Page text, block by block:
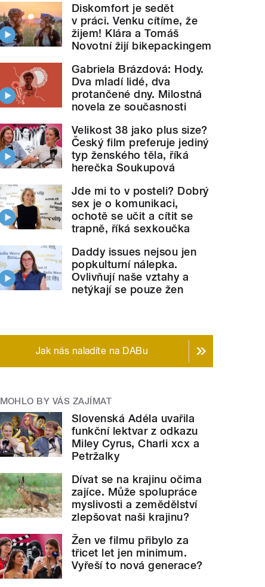
Diskomfort je sedět
v práci. Venku cítíme, že
žijem! Klára a Tomáš
Novotní žijí bikepackingem
Gabriela Brázdová: Hody.
Dva mladí lidé, dva
protančené dny. Milostná
novela ze současnosti
Velikost 38 jako plus size?
Český film preferuje jediný
typ ženského těla, říká
herečka Soukupová
Jde mi to v posteli? Dobrý
sex je o komunikaci,
ochotě se učit a cítit se
trapně, říká sexkoučka
Daddy issues nejsou jen
popkulturní nálepka.
Ovlivňují naše vztahy a
netýkají se pouze žen
Jak nás naladíte na DABu
MOHLO BY VÁS ZAJÍMAT
Slovenská Adéla uvařila
funkční lektvar z odkazu
Miley Cyrus, Charli xcx a
Petržalky
Dívat se na krajinu očima
zajíce. Může spolupráce
myslivosti a zemědělství
zlepšovat naši krajinu?
Žen ve filmu přibylo za
třicet let jen minimum.
Vyřeší to nová generace?